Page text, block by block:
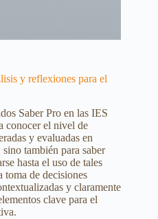
y reflexiones para el
Saber Pro en las IES
conocer el nivel de
y evaluadas en
también para saber
hasta el uso de tales
toma de decisiones
y claramente
clave para el